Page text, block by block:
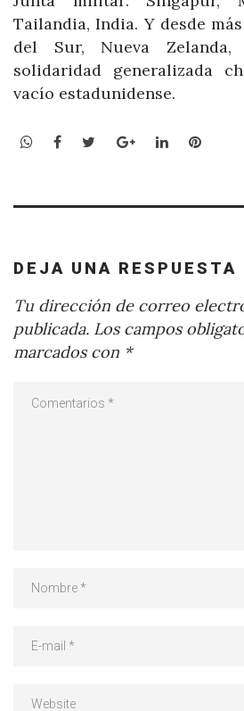
Tailandia, India. Y desde
del Sur, Nueva Zelanda,
solidaridad generalizada
vacío estadunidense.
WhatsApp
Facebook
TwitterGoogle+LinkedIn
DEJA UNA RESPUESTA
Tu dirección de correo
publicada. Los campos
marcados con *